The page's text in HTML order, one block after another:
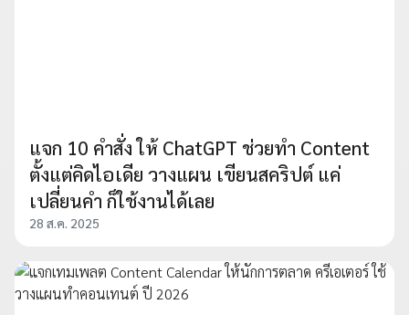
แจก 10 คำสั่ง ให้ ChatGPT ช่วยทำ Content
ตั้งแต่คิดไอเดีย วางแผน เขียนสคริปต์ แค่
เปลี่ยนคำ ก็ใช้งานได้เลย
28 ส.ค. 2025